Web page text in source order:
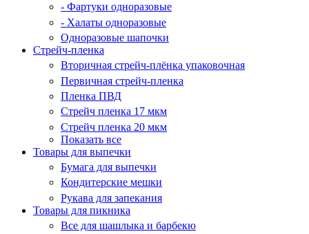
- Фартуки одноразовые
- Халаты одноразовые
Одноразовые шапочки
Стрейч-пленка
Вторичная стрейч-плёнка упаковочная
Первичная стрейч-пленка
Пленка ПВД
Стрейч пленка 17 мкм
Стрейч пленка 20 мкм
Показать все
Товары для выпечки
Бумага для выпечки
Кондитерские мешки
Рукава для запекания
Товары для пикника
Все для шашлыка и барбекю